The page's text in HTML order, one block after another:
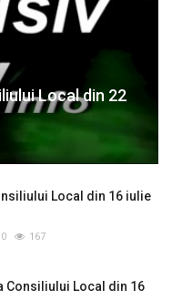
Local din 22
Local din 16 iulie
0 167
Consiliului Local din 16